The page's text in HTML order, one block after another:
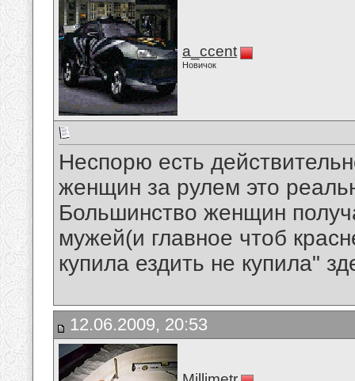
a_ccent
Новичок
Неспорю есть
женщин за рулем это
Большинство женщин
мужей(и главное чтоб
купила ездить не купила"
12.06.2009, 20:53